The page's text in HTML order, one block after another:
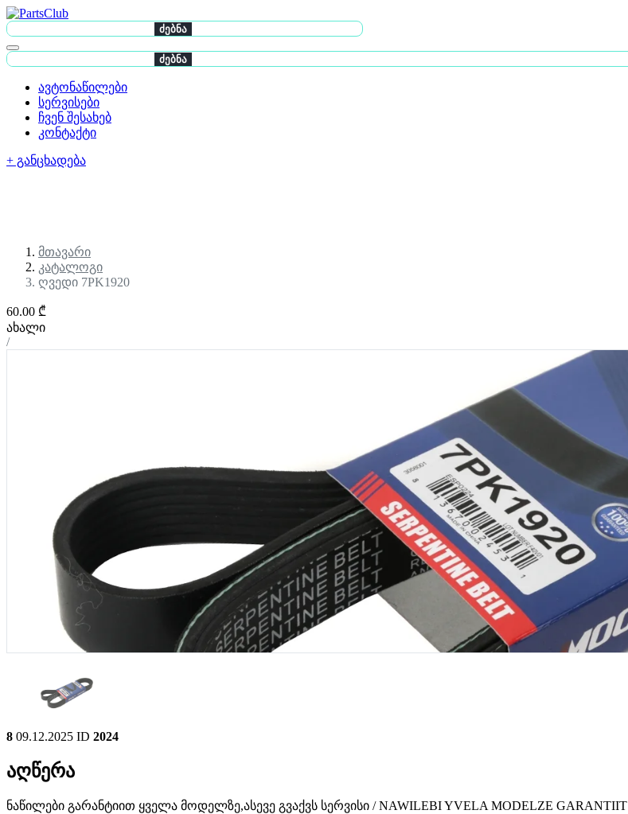
ძებნა
ძებნა
ავტონაწილები
სერვისები
ჩვენ შესახებ
კონტაქტი
+ განცხადება
მთავარი
კატალოგი
ღვედი 7PK1920
60.00 ₾
ახალი
/
8 09.12.2025 ID 2024
აღწერა
ნაწილები გარანტიით ყველა მოდელზე,ასევე გვაქვს სერვისი / NAWILEBI YVELA MODELZE GARANTIIT